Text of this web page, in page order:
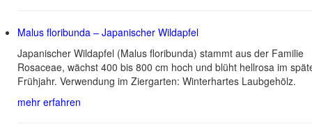
Malus floribunda – Japanischer Wildapfel
Japanischer Wildapfel (Malus floribunda) stammt aus der Familie
Rosaceae, wächst 400 bis 800 cm hoch und blüht hellrosa im
Frühjahr. Verwendung im Ziergarten: Winterhartes Laubgehölz.
mehr erfahren